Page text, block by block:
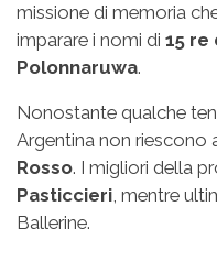
missione di memoria
imparare i nomi di 15 re
Polonnaruwa.
Nonostante qualche
Argentina non riescono
Rosso. I migliori della
Pasticcieri , mentre
Ballerine.